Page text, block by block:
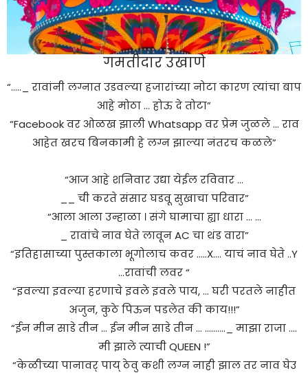
गमतीदार उखाणे
“….._ रावांनी लग्नात उडवल्या हजारांच्या नोटा कारण त्यांचा बाप
आहे मोठा … होऊ दे तोटा”
“Facebook वर ओळख झाली Whatsapp वर प्रेम जुळले … राव
आहेत खरच बिनकामी हे लग्न झाल्या नंतरच कळले”
“आज आहे शनिवार उद्या येईल रविवार …
__ ची करते संसार घडवू सुखाचा परिवार”
“आला आला उन्हाळा । संगे घामाचा ह्या धारा … …
_ रावांचे नाव घेते लावून AC चा थंड वारा”
“इतिहासाच्या पुस्तकाला भूगोलाच कवर …..X…. याचं नाव घेते ..Y
…रावांची लवर “
“इवल्या इवल्या हरणाचे इवले इवले पाय, … घरी परतले नाहीत
अजुन, कुठे पिऊन पडलेत की काय!!!”
“ईन मीन साडे तीन … ईन मीन साडे तीन … ………._ माझा राजा ….
मी झाले त्याची QUEEN !”
“केळीच्या पानावर् पाय् ठेवु कशी लग्न नाही झाल तर नाव घेउ